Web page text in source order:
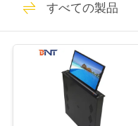
プ
Developed
ECER
モータ
れたモ
昇
すべての製品